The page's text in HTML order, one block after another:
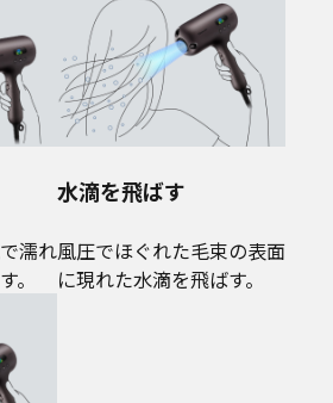
濡れ
。
水滴を飛ばす
風圧でほぐれた毛束の表面
に現れた水滴を飛ばす。